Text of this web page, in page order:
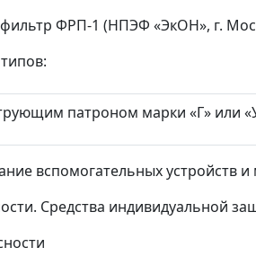
ФРП-1 (НПЭФ «ЭкОН», г.
патроном марки «Г» или
вспомогательных
Средства индивидуальной